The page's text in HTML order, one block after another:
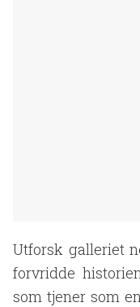
Utforsk galleriet
forvridde
som tjener som